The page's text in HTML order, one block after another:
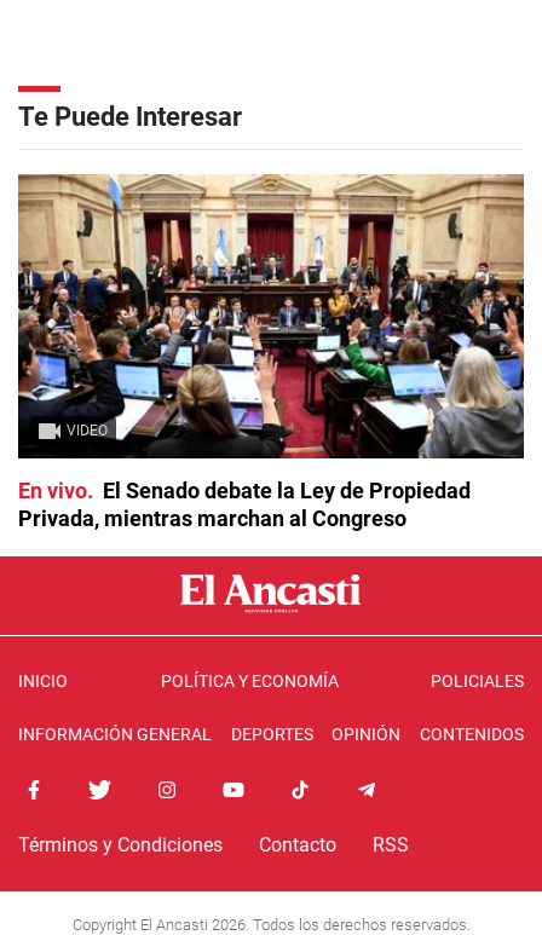
Te Puede Interesar
VIDEO
En vivo
El Senado debate la Ley de Propiedad
Privada, mientras marchan al Congreso
INICIO POLÍTICA Y ECONOMÍA POLICIALES
INFORMACIÓN GENERAL DEPORTES OPINIÓN CONTENIDOS
Términos y Condiciones Contacto RSS
Copyright El Ancasti 2026. Todos los derechos reservados.